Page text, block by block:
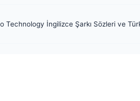
Technology İngilizce Şarkı Sözleri ve